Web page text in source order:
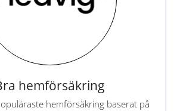
hemförsäkring
hemförsäkring baserat på